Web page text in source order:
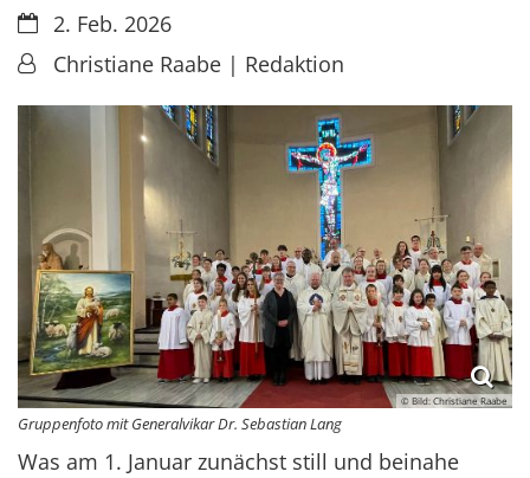
Datum:2. Feb. 2026
Von:Christiane Raabe | Redaktion
© Bild: Christiane Raabe
Gruppenfoto mit Generalvikar Dr. Sebastian Lang
Was am 1. Januar zunächst still und beinahe